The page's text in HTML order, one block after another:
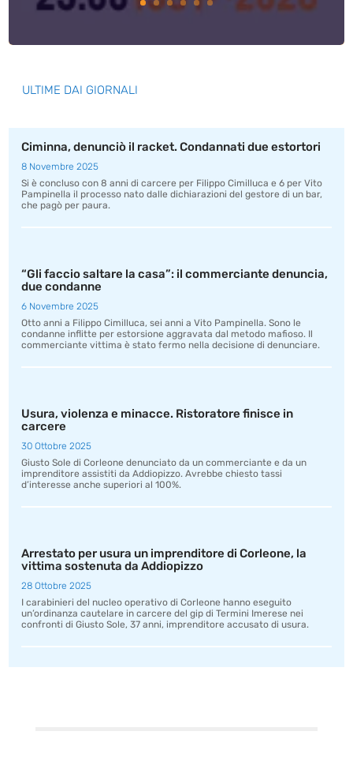
ULTIME DAI GIORNALI
Ciminna, denunciò il racket. Condannati due estortori
8 Novembre 2025
Si è concluso con 8 anni di carcere per Filippo Cimilluca e 6 per Vito
Pampinella il processo nato dalle dichiarazioni del gestore di un bar,
che pagò per paura.
“Gli faccio saltare la casa”: il commerciante denuncia,
due condanne
6 Novembre 2025
Otto anni a Filippo Cimilluca, sei anni a Vito Pampinella. Sono le
condanne inflitte per estorsione aggravata dal metodo mafioso. Il
commerciante vittima è stato fermo nella decisione di denunciare.
Usura, violenza e minacce. Ristoratore finisce in
carcere
30 Ottobre 2025
Giusto Sole di Corleone denunciato da un commerciante e da un
imprenditore assistiti da Addiopizzo. Avrebbe chiesto tassi
d’interesse anche superiori al 100%.
Arrestato per usura un imprenditore di Corleone, la
vittima sostenuta da Addiopizzo
28 Ottobre 2025
I carabinieri del nucleo operativo di Corleone hanno eseguito
un’ordinanza cautelare in carcere del gip di Termini Imerese nei
confronti di Giusto Sole, 37 anni, imprenditore accusato di usura.